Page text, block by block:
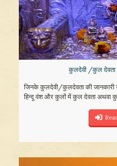
कुलदेवी /कुल देवता
जिनके कुलदेवी/कुलदेवता की जानकारी
हिन्दू वंश और कुलों में कुल देवता अथवा